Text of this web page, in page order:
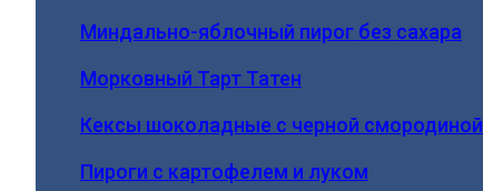
Миндально-яблочный пирог без сахара
Морковный Тарт Татен
Кексы шоколадные с черной смородиной
Пироги c картофелем и луком